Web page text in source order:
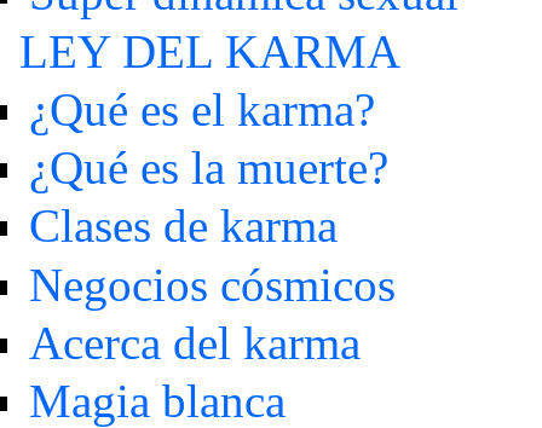
LEY DEL KARMA
¿Qué es el karma?
¿Qué es la muerte?
Clases de karma
Negocios cósmicos
Acerca del karma
Magia blanca